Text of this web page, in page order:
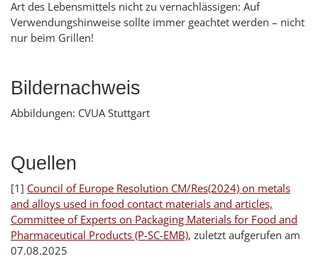
Art des Lebensmittels nicht zu vernachlässigen: Auf
Verwendungshinweise sollte immer geachtet werden – nicht
nur beim Grillen!
Bildernachweis
Abbildungen: CVUA Stuttgart
Quellen
[1] Council of Europe Resolution CM/Res(2024) on metals
and alloys used in food contact materials and articles,
Committee of Experts on Packaging Materials for Food and
Pharmaceutical Products (P-SC-EMB), zuletzt aufgerufen am
07.08.2025